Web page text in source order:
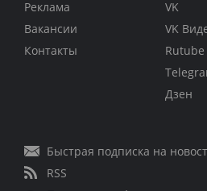
Реклама
Вакансии
Контакты
VK
VK
Rutube
Дзен
Быстрая подписка на
RSS